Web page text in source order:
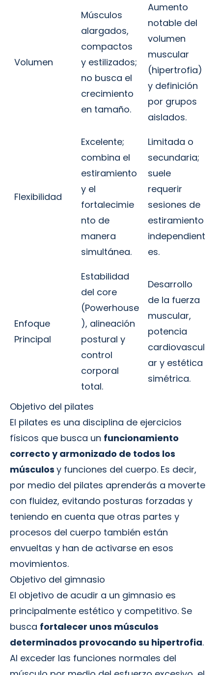
Volumen
Músculos
alargados,
compactos
y estilizados;
no busca el
crecimiento
en tamaño.
Aumento
notable del
volumen
muscular
(hipertrofia)
y definición
por grupos
aislados.
Flexibilidad
Excelente;
combina el
estiramiento
y el
fortalecimie
nto de
manera
simultánea.
Limitada o
secundaria;
suele
requerir
sesiones de
estiramiento
independient
es.
Enfoque
Principal
Estabilidad
del core
(Powerhouse
), alineación
postural y
control
corporal
total.
Desarrollo
de la fuerza
muscular,
potencia
cardiovascul
ar y estética
simétrica.
Objetivo del pilates
El pilates es una disciplina de ejercicios
físicos que busca un funcionamiento
correcto y armonizado de todos los
músculos y funciones del cuerpo. Es decir,
por medio del pilates aprenderás a moverte
con fluidez, evitando posturas forzadas y
teniendo en cuenta que otras partes y
procesos del cuerpo también están
envueltas y han de activarse en esos
movimientos.
Objetivo del gimnasio
El objetivo de acudir a un gimnasio es
principalmente estético y competitivo. Se
busca fortalecer unos músculos
determinados provocando su hipertrofia.
Al exceder las funciones normales del